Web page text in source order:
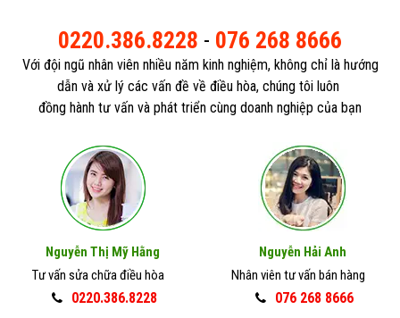
0220.386.8228 - 076 268 8666
Với đội ngũ nhân viên nhiều năm kinh nghiệm, không chỉ là hướng
dẫn và xử lý các vấn đề về điều hòa, chúng tôi luôn
đồng hành tư vấn và phát triển cùng doanh nghiệp của bạn
Nguyễn Thị Mỹ Hằng
Tư vấn sửa chữa điều hòa
0220.386.8228
Nguyễn Hải Anh
Nhân viên tư vấn bán hàng
076 268 8666